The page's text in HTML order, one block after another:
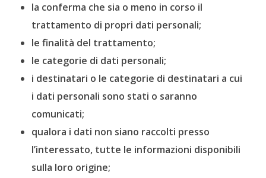
la conferma che sia o meno in corso il
trattamento di propri dati personali;
le finalità del trattamento;
le categorie di dati personali;
i destinatari o le categorie di destinatari a cui
i dati personali sono stati o saranno
comunicati;
qualora i dati non siano raccolti presso
l’interessato, tutte le informazioni disponibili
sulla loro origine;